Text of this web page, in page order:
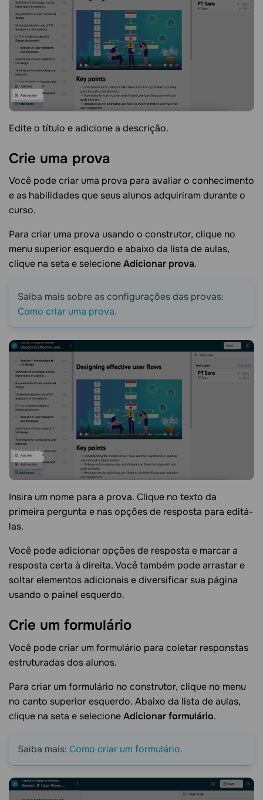
Edite o título e adicione a descrição.
Crie uma prova
Você pode criar uma prova para avaliar o conhecimento
e as habilidades que seus alunos adquiriram durante o
curso.
Para criar uma prova usando o construtor, clique no
menu superior esquerdo e abaixo da lista de aulas,
clique na seta e selecioneAdicionar prova.
Saiba mais sobre as configurações das provas:
Como criar uma prova.
Insira um nome para a prova. Clique no texto da
primeira pergunta e nas opções de resposta para editá-
las.
Você pode adicionar opções de resposta e marcar a
resposta certa à direita. Você também pode arrastar e
soltar elementos adicionais e diversificar sua página
usando o painel esquerdo.
Crie um formulário
Você pode criar um formulário para coletar responstas
estruturadas dos alunos.
Para criar um formulário no construtor, clique no menu
no canto superior esquerdo. Abaixo da lista de aulas,
clique na seta e selecioneAdicionar formulário.
Saiba mais: Como criar um formulário.